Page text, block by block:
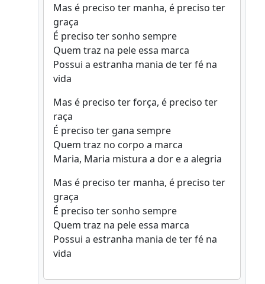
Mas é preciso ter manha, é preciso ter
graça
É preciso ter sonho sempre
Quem traz na pele essa marca
Possui a estranha mania de ter fé na
vida
Mas é preciso ter força, é preciso ter
raça
É preciso ter gana sempre
Quem traz no corpo a marca
Maria, Maria mistura a dor e a alegria
Mas é preciso ter manha, é preciso ter
graça
É preciso ter sonho sempre
Quem traz na pele essa marca
Possui a estranha mania de ter fé na
vida